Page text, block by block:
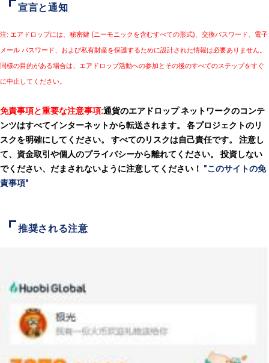
宣言と通知
注: エアドロップには、秘密鍵 (ニーモニックを含むすべての形式)、交換パスワード、電子
メール パスワード、および私有財産を保護するために設計された情報は必要ありません。
同様の目的がある場合は、エアドロップ活動への参加とその後のすべてのステップをすぐ
に中止してください。
免責事項と重要な注意事項:通貨のエアドロップ ネットワークのコンテ
ンツはすべてインターネットから転送されます。 各プロジェクトのリ
スクを明確にしてください。 すべてのリスクは自己責任です。 注意し
て、資金取引や個人のプライバシーから離れてください。 投資しない
でください、だまされないように注意してください！ "このサイトの免
責事項"
推奨される注意